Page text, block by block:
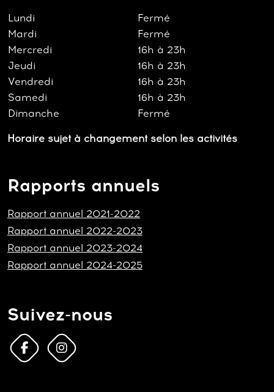
Lundi
Fermé
Mardi
Fermé
Mercredi
16h à 23h
Jeudi
16h à 23h
Vendredi
16h à 23h
Samedi
16h à 23h
Dimanche
Fermé
Horaire sujet à changement selon les activités
Rapports annuels
Rapport annuel 2021-2022
Rapport annuel 2022-2023
Rapport annuel 2023-2024
Rapport annuel 2024-2025
Suivez-nous